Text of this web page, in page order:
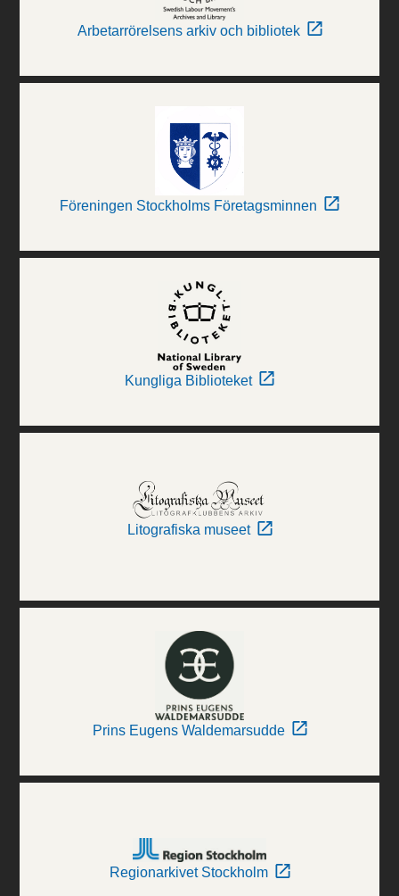
Arbetarrörelsens arkiv och bibliotek
Föreningen Stockholms Företagsminnen
Kungliga Biblioteket
Litografiska museet
Prins Eugens Waldemarsudde
Regionarkivet Stockholm